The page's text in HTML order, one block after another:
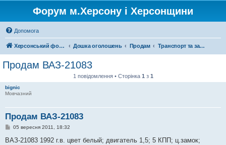
Форум м.Херсону і Херсонщини
Допомога
Херсонський форум Дошка оголошень Продам Транспорт та запчастини
Продам ВАЗ-21083
1 повідомлення • Сторінка 1 з 1
bignic
Мовчазний
Продам ВАЗ-21083
П
в
05 вересня 2011, 18:32
ВАЗ-21083 1992 г.в. цвет белый; двигатель 1,5; 5 КПП; ц.замок;